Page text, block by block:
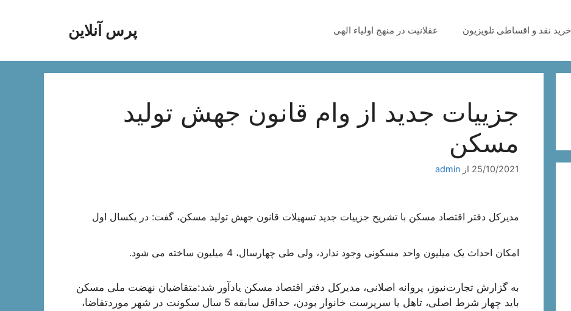
پرس آنلاین خرید نقد و اقساطی تلویزیون عقلانیت در منهج اولیاء الهی
جزيیات جدید از وام قانون جهش تولید
مسکن
25/10/2021 از admin
مدیرکل دفتر اقتصاد مسکن با تشریح جزيیات جدید تسهیلات قانون جهش تولید مسکن،‌ گفت: در یکسال اول
امکان احداث یک میلیون واحد مسکونی وجود ندارد، ولی طی چهارسال، 4 میلیون ساخته می شود.
به گزارش تجارت‌نیوز، پروانه اصلانی، مدیرکل دفتر اقتصاد مسکن یادآور شد:‌متقاضیان نهضت ملی مسکن
باید چهار شرط اصلی، تاهل یا سرپرست خانوار بودن، حداقل سابقه 5 سال سکونت در شهر موردتقاضا،